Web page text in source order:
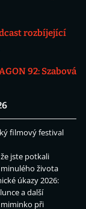
rozbíjející
92: Szabová
filmový festival
jste potkali
života
úkazy 2026:
a další
miminko při